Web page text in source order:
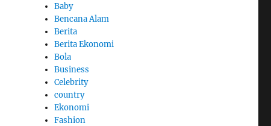
Baby
Bencana Alam
Berita
Berita Ekonomi
Bola
Business
Celebrity
country
Ekonomi
Fashion